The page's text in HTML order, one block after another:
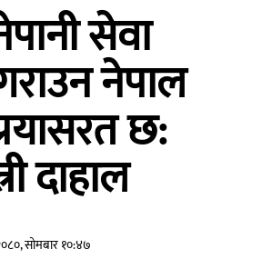
सेवा
नेपाल
छ:
दाहाल
सोमबार १०:४७